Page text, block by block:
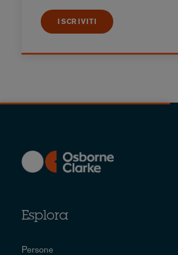
ISCRIVITI
Esplora
Persone